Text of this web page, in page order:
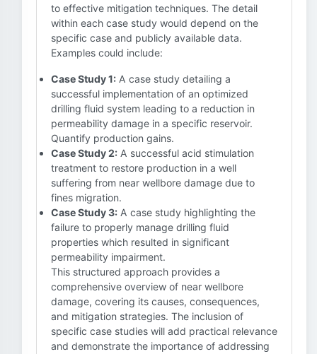
to effective mitigation techniques. The detail
within each case study would depend on the
specific case and publicly available data.
Examples could include:
Case Study 1: A case study detailing a
successful implementation of an optimized
drilling fluid system leading to a reduction in
permeability damage in a specific reservoir.
Quantify production gains.
Case Study 2: A successful acid stimulation
treatment to restore production in a well
suffering from near wellbore damage due to
fines migration.
Case Study 3: A case study highlighting the
failure to properly manage drilling fluid
properties which resulted in significant
permeability impairment.
This structured approach provides a
comprehensive overview of near wellbore
damage, covering its causes, consequences,
and mitigation strategies. The inclusion of
specific case studies will add practical relevance
and demonstrate the importance of addressing